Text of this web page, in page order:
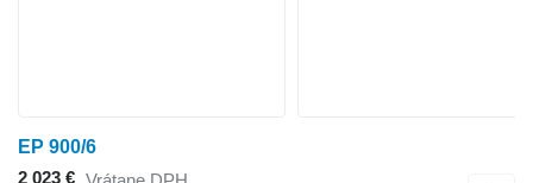
EP 900/6
2 023 €